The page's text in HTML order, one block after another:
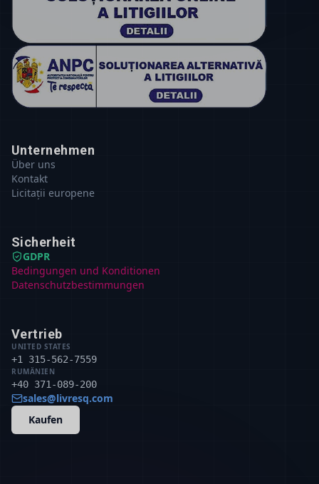
Unternehmen
Über uns
Kontakt
Licitații europene
Sicherheit
GDPR
Bedingungen und Konditionen
Datenschutzbestimmungen
Vertrieb
UNITED STATES
+1 315-562-7559
RUMÄNIEN
+40 371-089-200
sales@livresq.com
Kaufen